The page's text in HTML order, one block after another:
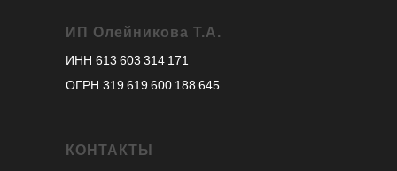
ИП Олейникова Т.А.
ИНН 613 603 314 171
ОГРН 319 619 600 188 645
КОНТАКТЫ